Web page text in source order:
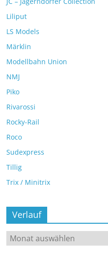
Liliput
LS Models
Märklin
Modellbahn Union
NMJ
Piko
Rivarossi
Rocky-Rail
Roco
Sudexpress
Tillig
Trix / Minitrix
Verlauf